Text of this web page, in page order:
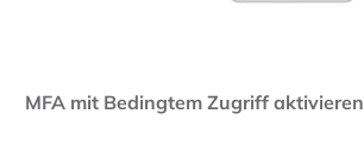
MFA mit Bedingtem Zugriff aktivieren